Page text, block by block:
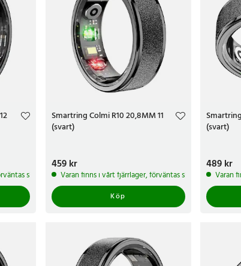
skickas inom 5-7 arbetsdagar
Smartring Colmi R10 20,8MM 11
(svart)
Pris: 459 kr
459 kr
Varan finns i vårt fjärrlager, förväntas skickas inom 5-7
Köp
(svart)
Pris: 489 kr
489 kr
Varan